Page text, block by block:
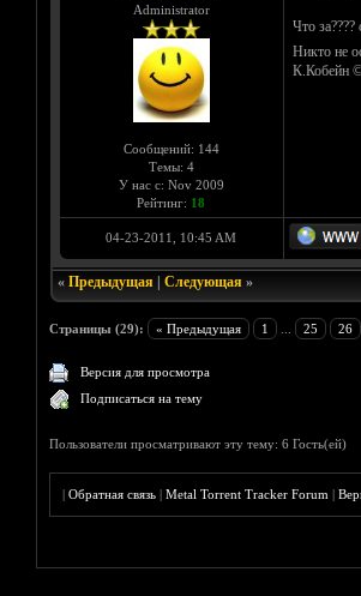
Administrator
Сообщений: 144
Темы: 4
У нас с: Nov 2009
Рейтинг: 18
Что
Никто не
К.Кобейн
04-23-2011, 10:45 AM
« Предыдущая| Следующая»
Страницы (29): « Предыдущая 1 25 26
Версия для просмотра
Подписаться на тему
Пользователи просматривают эту тему: 6 Гость(ей)
|Обратная связь |Metal Torrent Tracker Forum |